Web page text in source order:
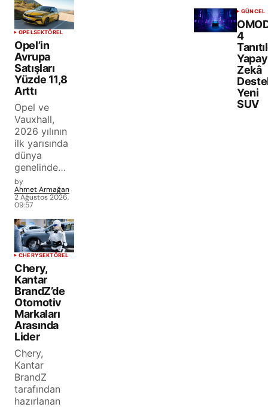
OPELSEKTÖREL
Opel’in
Avrupa
Satışları
Yüzde 11,8
Arttı
Opel ve
Vauxhall,
2026 yılının
ilk yarısında
dünya
genelinde…
by
Ahmet Armağan
2 Ağustos 2026,
09:57
CHERYSEKTÖREL
Chery,
Kantar
BrandZ’de
Otomotiv
Markaları
Arasında
Lider
Chery,
Kantar
BrandZ
tarafından
hazırlanan
GÜNCEL
4
Yapay
Zekâ
Yeni
SUV